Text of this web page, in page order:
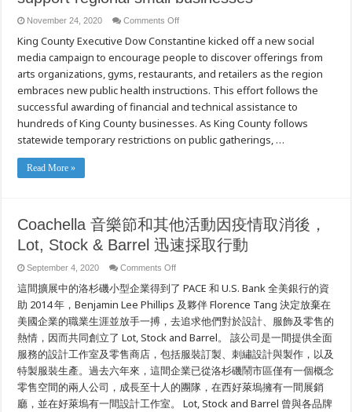
November 24, 2020 Comments Offon
out
there
and
show
the
love
–
“Keep
it
local
County”
King County Executive Dow Constantine kicked off a new social
media campaign to encourage people to discover offerings from
arts organizations, gyms, restaurants, and retailers as the region
embraces new public health instructions. This effort follows the
successful awarding of financial and technical assistance to
hundreds of King County businesses. As King County follows
statewide temporary restrictions on public gatherings, …
Read More »
Coachella 音樂節和其他活動因疫情取消後，
Lot, Stock & Barrel 迅速採取行動
September 4, 2020 Comments Offon
音
樂
節
和
活
動
因
疫
這間擴展中的洛杉磯小型企業得到了 PACE 和 U.S. Bank 全美銀行的資
助 2014 年，Benjamin Lee Phillips 及夥伴 Florence Tang 決定放棄在
美國企業的職業生涯並放手一搏，去追求他們對於設計、服飾及零售的
熱情，因而共同創立了 Lot, Stock and Barrel。 該公司是一間提供全面
服務的設計工作室及零售商店，包括服裝訂製、刺繡設計與製作，以及
特製服裝生產。過去六年來，這間企業已從洛杉磯鬧市區僅有一個概念
零售空間的兩人公司，成長至十人的團隊，在西好萊塢擁有一間展銷
廳，並在好萊塢有一間設計工作室。 Lot, Stock and Barrel 曾與各品牌